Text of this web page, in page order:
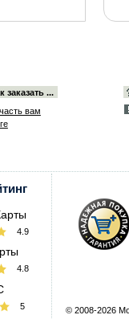
заказать ...
вам
4.9
4.8
5 © 2008-2026